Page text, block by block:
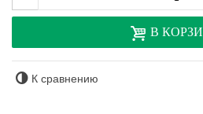
В
К сравнению